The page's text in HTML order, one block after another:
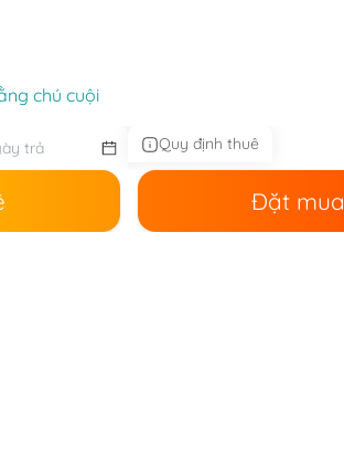
chú cuội
Quy định thuê
Đặt mua